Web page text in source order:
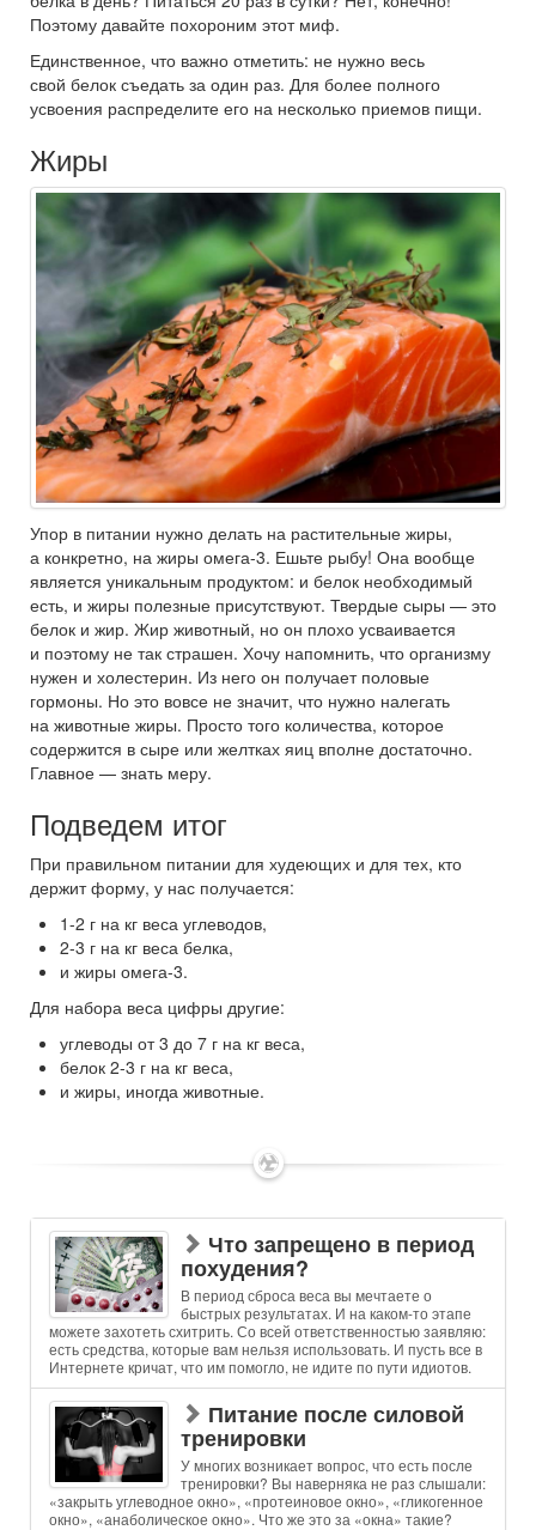
Поэтому давайте похороним этот миф.
Единственное, что важно отметить: не нужно весь
свой белок съедать за один раз. Для более полного
усвоения распределите его на несколько приемов пищи.
Жиры
Упор в питании нужно делать на растительные жиры,
а конкретно, на жиры омега-3. Ешьте рыбу! Она вообще
является уникальным продуктом: и белок необходимый
есть, и жиры полезные присутствуют. Твердые сыры — это
белок и жир. Жир животный, но он плохо усваивается
и поэтому не так страшен. Хочу напомнить, что организму
нужен и холестерин. Из него он получает половые
гормоны. Но это вовсе не значит, что нужно налегать
на животные жиры. Просто того количества, которое
содержится в сыре или желтках яиц вполне достаточно.
Главное — знать меру.
Подведем итог
При правильном питании для худеющих и для тех, кто
держит форму, у нас получается:
1-2 г на кг веса углеводов,
2-3 г на кг веса белка,
и жиры омега-3.
Для набора веса цифры другие:
углеводы от 3 до 7 г на кг веса,
белок 2-3 г на кг веса,
и жиры, иногда животные.
✶
Что запрещено в период
похудения?
В период сброса веса вы мечтаете о
быстрых результатах. И на каком-то этапе
можете захотеть схитрить. Со всей ответственностью заявляю:
есть средства, которые вам нельзя использовать. И пусть все в
Интернете кричат, что им помогло, не идите по пути идиотов.
Питание после силовой
тренировки
У многих возникает вопрос, что есть после
тренировки? Вы наверняка не раз слышали:
«закрыть углеводное окно», «протеиновое окно», «гликогенное
окно», «анаболическое окно». Что же это за «окна» такие?